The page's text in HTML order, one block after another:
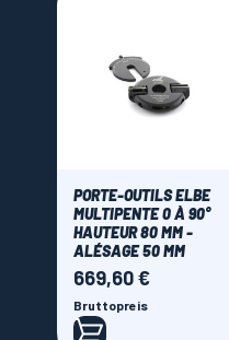
PORTE-OUTILS ELBE
MULTIPENTE 0 À 90°
HAUTEUR 80 MM -
ALÉSAGE 50 MM
Preis
669,60 €
Bruttopreis